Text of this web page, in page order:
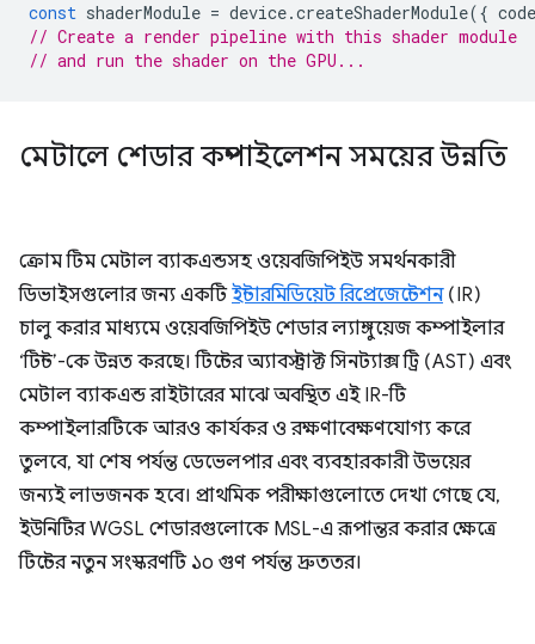
const shaderModule = device.createShaderModule({ code
// Create a render pipeline with this shader module
// and run the shader on the GPU...
মেটালে শেডার কম্পাইলেশন সময়ের উন্নতি
ক্রোম টিম মেটাল ব্যাকএন্ডসহ ওয়েবজিপিইউ সমর্থনকারী
ডিভাইসগুলোর জন্য একটিইন্টারমিডিয়েট রিপ্রেজেন্টেশন(IR)
চালু করার মাধ্যমে ওয়েবজিপিইউ শেডার ল্যাঙ্গুয়েজ কম্পাইলার
‘টিন্ট’-কে উন্নত করছে। টিন্টের অ্যাবস্ট্রাক্ট সিনট্যাক্স ট্রি (AST) এবং
মেটাল ব্যাকএন্ড রাইটারের মাঝে অবস্থিত এই IR-টি
কম্পাইলারটিকে আরও কার্যকর ও রক্ষণাবেক্ষণযোগ্য করে
তুলবে, যা শেষ পর্যন্ত ডেভেলপার এবং ব্যবহারকারী উভয়ের
জন্যই লাভজনক হবে। প্রাথমিক পরীক্ষাগুলোতে দেখা গেছে যে,
ইউনিটির WGSL শেডারগুলোকে MSL-এ রূপান্তর করার ক্ষেত্রে
টিন্টের নতুন সংস্করণটি ১০ গুণ পর্যন্ত দ্রুততর।